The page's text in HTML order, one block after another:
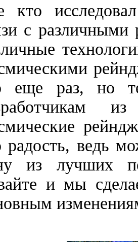
кто
с различными
еще раз, но
радость, ведь
из лучших
и мы